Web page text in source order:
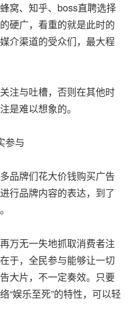
窝、知乎、boss直聘选择
硬广，看重的就是此时的
介渠道的受众们，最大程
注与吐槽，否则在其他时
是难以想象的。
参与
品牌们花大价钱购买广告
行品牌内容的表达，到了
万无一失地抓取消费者注
于，全民参与能够让一切
大片，不一定奏效。只要
“娱乐至死”的特性，可以轻